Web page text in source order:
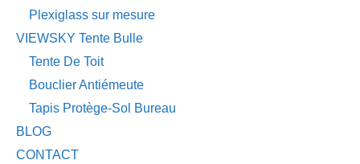
Plexiglass sur mesure
VIEWSKY Tente Bulle
Tente De Toit
Bouclier Antiémeute
Tapis Protège-Sol Bureau
BLOG
CONTACT